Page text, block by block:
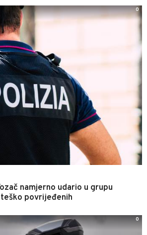
namjerno udario u grupu
povrijeđenih
0
0